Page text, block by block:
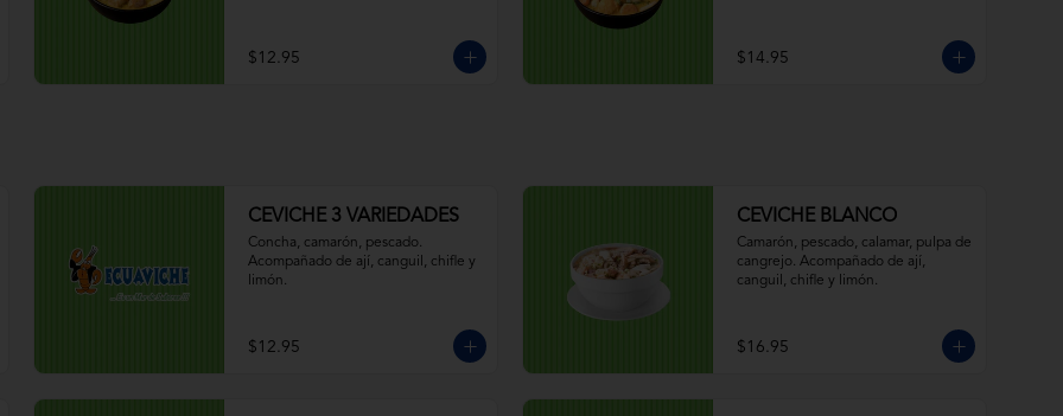
$12.95 $14.95
CEVICHE 3 VARIEDADES
Concha, camarón, pescado.
Acompañado de ají, canguil, chifle y
limón.
$12.95
CEVICHE BLANCO
Camarón, pescado, calamar, pulpa de
cangrejo. Acompañado de ají,
canguil, chifle y limón.
$16.95